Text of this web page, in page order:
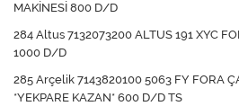
MAKİNESİ 800 D/D
284 Altus 7132073200 ALTUS 191 XYC
1000 D/D
285 Arçelik 7143820100 5063 FY FORA
*YEKPARE KAZAN* 600 D/D TS